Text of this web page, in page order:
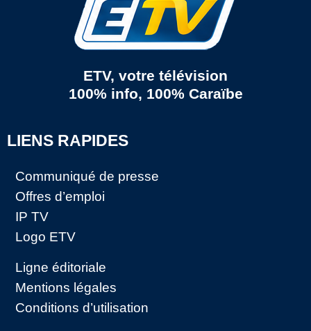
ETV, votre télévision
100% info, 100% Caraïbe
LIENS RAPIDES
Communiqué de presse
Offres d’emploi
IP TV
Logo ETV
Ligne éditoriale
Mentions légales
Conditions d’utilisation